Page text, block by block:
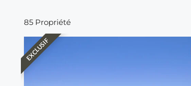
85 Propriété
EXCLUSIF